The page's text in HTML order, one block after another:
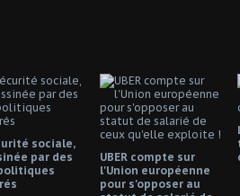
sociale,
par des
UBER compte sur
l'Union européenne
pour s'opposer au